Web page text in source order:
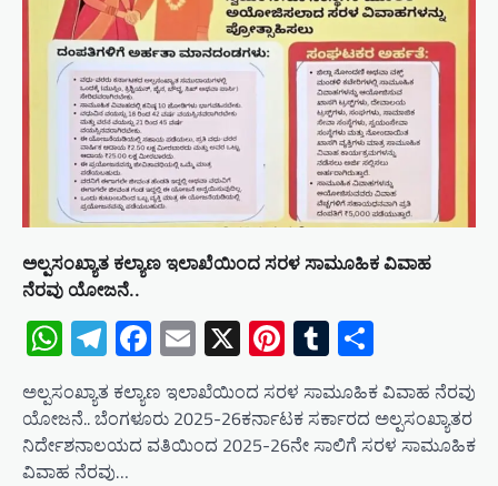
ಅಲ್ಪಸಂಖ್ಯಾತ ಕಲ್ಯಾಣ ಇಲಾಖೆಯಿಂದ ಸರಳ ಸಾಮೂಹಿಕ ವಿವಾಹ
ನೆರವು ಯೋಜನೆ..
WhatsApp
Telegram
Facebook
Email
X Pinterest
Tumblr
ಅಲ್ಪಸಂಖ್ಯಾತ ಕಲ್ಯಾಣ ಇಲಾಖೆಯಿಂದ ಸರಳ ಸಾಮೂಹಿಕ ವಿವಾಹ ನೆರವು
ಯೋಜನೆ.. ಬೆಂಗಳೂರು 2025-26ಕರ್ನಾಟಕ ಸರ್ಕಾರದ ಅಲ್ಪಸಂಖ್ಯಾತರ
ನಿರ್ದೇಶನಾಲಯದ ವತಿಯಿಂದ 2025-26ನೇ ಸಾಲಿಗೆ ಸರಳ ಸಾಮೂಹಿಕ
ವಿವಾಹ ನೆರವು…